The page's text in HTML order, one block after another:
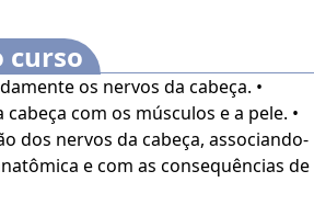
acesse "minha conta" do lado
superior e habilite de acordo
O conteúdo do curso ficará
dias após a compra.
curso
os nervos da cabeça. •
com os músculos e a pele. •
dos nervos da cabeça, associando-
e com as consequências de